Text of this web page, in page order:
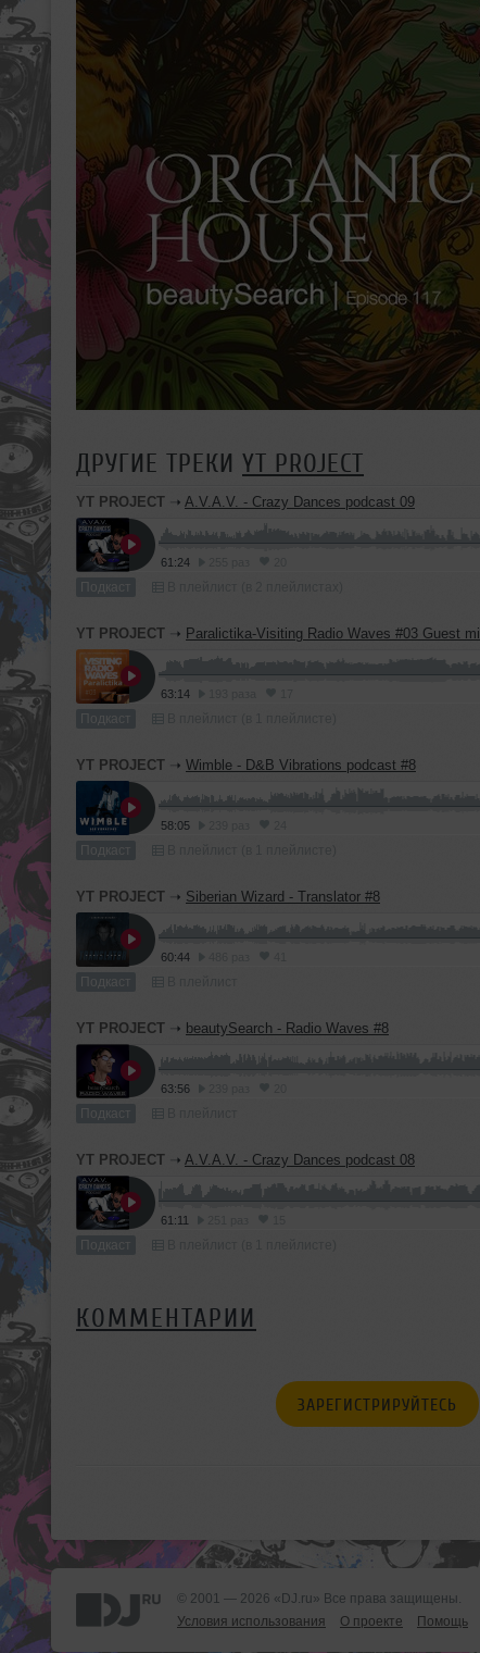
ДРУГИЕ ТРЕКИ YT PROJECT
YT PROJECT ➝ A.V.A.V. - Crazy Dances podcast 09
61:24
Подкаст
YT PROJECT ➝ Paralictika-Visiting Radio Waves #03 Guest
63:14
Подкаст
YT PROJECT ➝ Wimble - D&B Vibrations podcast #8
58:05
Подкаст
YT PROJECT ➝ Siberian Wizard - Translator #8
60:44
Подкаст
YT PROJECT ➝ beautySearch - Radio Waves #8
63:56
Подкаст
YT PROJECT ➝ A.V.A.V. - Crazy Dances podcast 08
61:11
Подкаст
КОММЕНТАРИИ
ЗАРЕГИСТРИРУЙТЕСЬ
© 2001 — 2026 «DJ.ru» Все права защищены.
Условия использования
О проекте Помощь